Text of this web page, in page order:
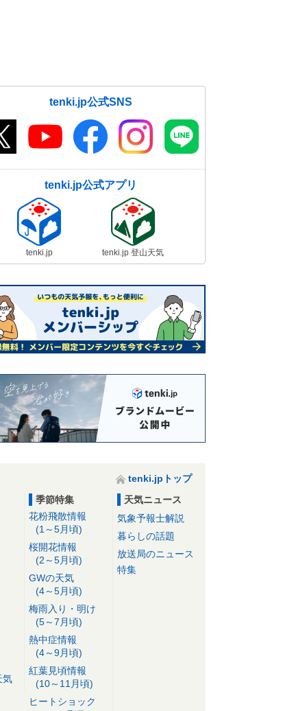
tenki.jp公式SNS
tenki.jp公式アプリ
tenki.jp tenki.jp 登山天気
tenki.jpトップ
気
季節特集
花粉飛散情報
(1～5月頃)
桜開花情報
(2～5月頃)
GWの天気
(4～5月頃)
梅雨入り・明け
(5～7月頃)
熱中症情報
(4～9月頃)
紅葉見頃情報
(10～11月頃)
ヒートショック
天気ニュース
気象予報士解説
暮らしの話題
放送局のニュース
特集